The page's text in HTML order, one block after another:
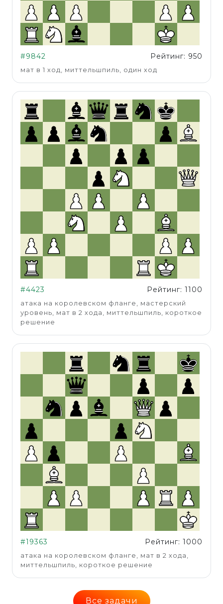
#9842 Рейтинг: 950
мат в 1 ход, миттельшпиль, один ход
#4423 Рейтинг: 1100
атака на королевском фланге, мастерский
уровень, мат в 2 хода, миттельшпиль, короткое
решение
#19363 Рейтинг: 1000
атака на королевском фланге, мат в 2 хода,
миттельшпиль, короткое решение
Все задачи